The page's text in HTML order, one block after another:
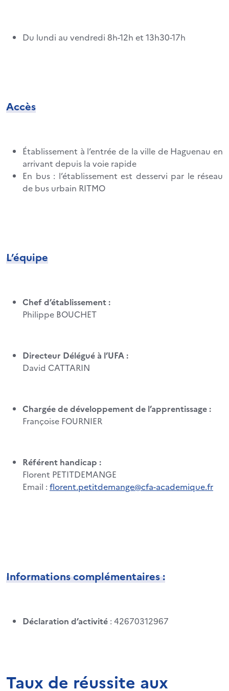
Du lundi au vendredi 8h-12h et 13h30-17h
Accès
Établissement à l’entrée de la ville de Haguenau en
arrivant depuis la voie rapide
En bus : l’établissement est desservi par le réseau
de bus urbain RITMO
L’équipe
Chef d’établissement :
Philippe BOUCHET
Directeur Délégué à l’UFA :
David CATTARIN
Chargée de développement de l’apprentissage :
Françoise FOURNIER
Référent handicap :
Florent PETITDEMANGE
Email : florent.petitdemange@cfa-academique.fr
Informations complémentaires :
Déclaration d’activité : 42670312967
Taux de réussite aux